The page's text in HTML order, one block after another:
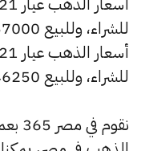
للشراء، وللبيع 757000 جنيه.
للشراء، وللبيع 946250 جنيه.